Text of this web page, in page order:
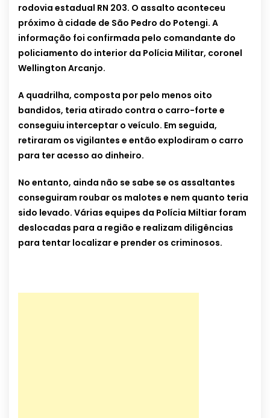
rodovia estadual RN 203. O assalto aconteceu
próximo à cidade de São Pedro do Potengi. A
informação foi confirmada pelo comandante do
policiamento do interior da Polícia Militar, coronel
Wellington Arcanjo.
A quadrilha, composta por pelo menos oito
bandidos, teria atirado contra o carro-forte e
conseguiu interceptar o veículo. Em seguida,
retiraram os vigilantes e então explodiram o carro
para ter acesso ao dinheiro.
No entanto, ainda não se sabe se os assaltantes
conseguiram roubar os malotes e nem quanto teria
sido levado. Várias equipes da Polícia Miltiar foram
deslocadas para a região e realizam diligências
para tentar localizar e prender os criminosos.